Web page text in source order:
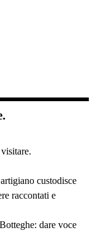
custodisce
raccontati e
dare voce